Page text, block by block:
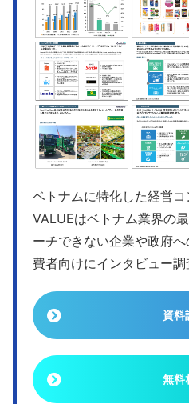
ベトナムに特化した経営
VALUEはベトナム業界の
ーチできない企業や政府
費者向けにインタビュー調
資料
無料